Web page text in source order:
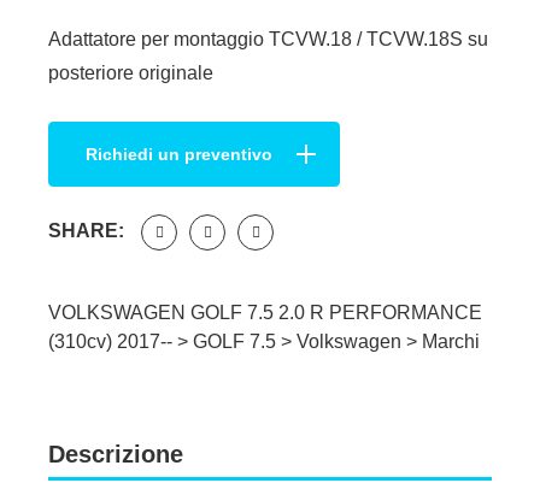
Adattatore per montaggio TCVW.18 / TCVW.18S su
posteriore originale
Richiedi un preventivo
SHARE:
VOLKSWAGEN GOLF 7.5 2.0 R PERFORMANCE
(310cv) 2017-- > GOLF 7.5 > Volkswagen > Marchi
Descrizione